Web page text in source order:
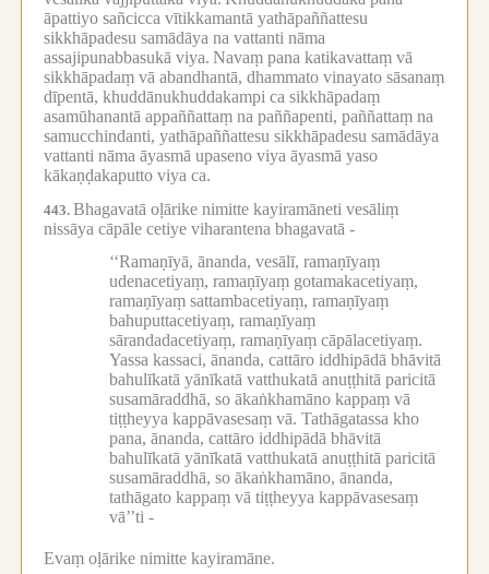
āpattiyo sañcicca vītikkamantā yathāpaññattesu
sikkhāpadesu samādāya na vattanti nāma
assajipunabbasukā viya. Navaṃ pana katikavattaṃ vā
sikkhāpadaṃ vā abandhantā, dhammato vinayato sāsanaṃ
dīpentā, khuddānukhuddakampi ca sikkhāpadaṃ
asamūhanantā appaññattaṃ na paññapenti, paññattaṃ na
samucchindanti, yathāpaññattesu sikkhāpadesu samādāya
vattanti nāma āyasmā upaseno viya āyasmā yaso
kākaṇḍakaputto viya ca.
443. Bhagavatā oḷārike nimitte kayiramāneti vesāliṃ
nissāya cāpāle cetiye viharantena bhagavatā -
‘‘Ramaṇīyā, ānanda, vesālī, ramaṇīyaṃ
udenacetiyaṃ, ramaṇīyaṃ gotamakacetiyaṃ,
ramaṇīyaṃ sattambacetiyaṃ, ramaṇīyaṃ
bahuputtacetiyaṃ, ramaṇīyaṃ
sārandadacetiyaṃ, ramaṇīyaṃ cāpālacetiyaṃ.
Yassa kassaci, ānanda, cattāro iddhipādā bhāvitā
bahulīkatā yānīkatā vatthukatā anuṭṭhitā paricitā
susamāraddhā, so ākaṅkhamāno kappaṃ vā
tiṭṭheyya kappāvasesaṃ vā. Tathāgatassa kho
pana, ānanda, cattāro iddhipādā bhāvitā
bahulīkatā yānīkatā vatthukatā anuṭṭhitā paricitā
susamāraddhā, so ākaṅkhamāno, ānanda,
tathāgato kappaṃ vā tiṭṭheyya kappāvasesaṃ
vā’’ti -
Evaṃ oḷārike nimitte kayiramāne.